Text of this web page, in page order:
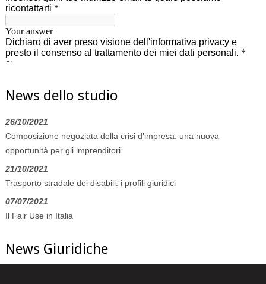
News dello studio
26/10/2021
Composizione negoziata della crisi d’impresa: una nuova
opportunità per gli imprenditori
21/10/2021
Trasporto stradale dei disabili: i profili giuridici
07/07/2021
Il Fair Use in Italia
News Giuridiche